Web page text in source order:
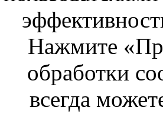
Нажмите
обработки
всегда